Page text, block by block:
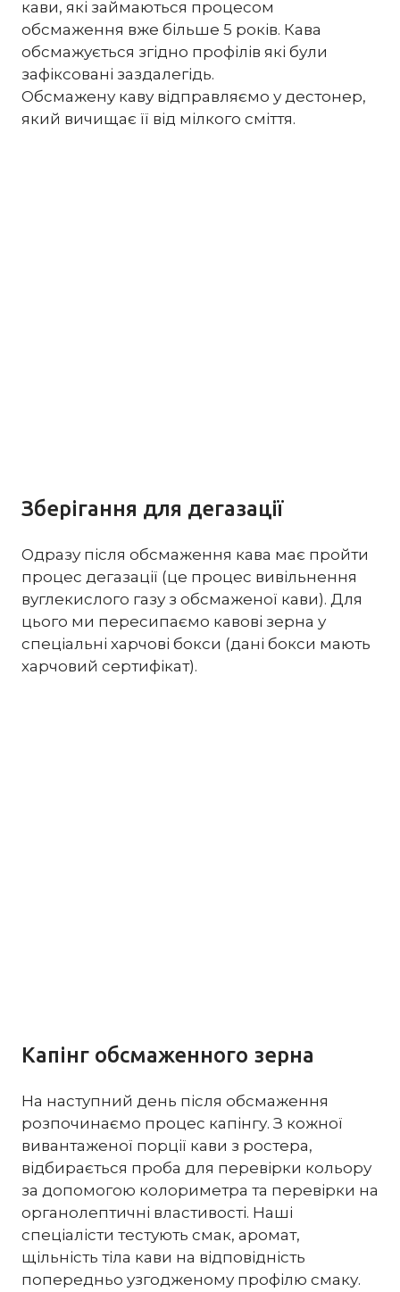
кави, які займаються процесом
обсмаження вже більше 5 років. Кава
обсмажується згідно профілів які були
зафіксовані заздалегідь.
Обсмажену каву відправляємо у дестонер,
який вичищає її від мілкого сміття.
Зберігання для дегазації
Одразу після обсмаження кава має пройти
процес дегазації (це процес вивільнення
вуглекислого газу з обсмаженої кави). Для
цього ми пересипаємо кавові зерна у
спеціальні харчові бокси (дані бокси мають
харчовий сертифікат).
Капінг обсмаженного зерна
На наступний день після обсмаження
розпочинаємо процес капінгу. З кожної
вивантаженої порції кави з ростера,
відбирається проба для перевірки кольору
за допомогою колориметра та перевірки на
органолептичні властивості. Наші
спеціалісти тестують смак, аромат,
щільність тіла кави на відповідність
попередньо узгодженому профілю смаку.